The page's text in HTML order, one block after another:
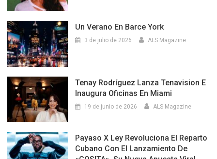
Un Verano En Barce York
3 de julio de 2026 ALS Magazine
Tenay Rodríguez Lanza Tenavision E
Inaugura Oficinas En Miami
19 de junio de 2026 ALS Magazine
Payaso X Ley Revoluciona El Reparto
Cubano Con El Lanzamiento De